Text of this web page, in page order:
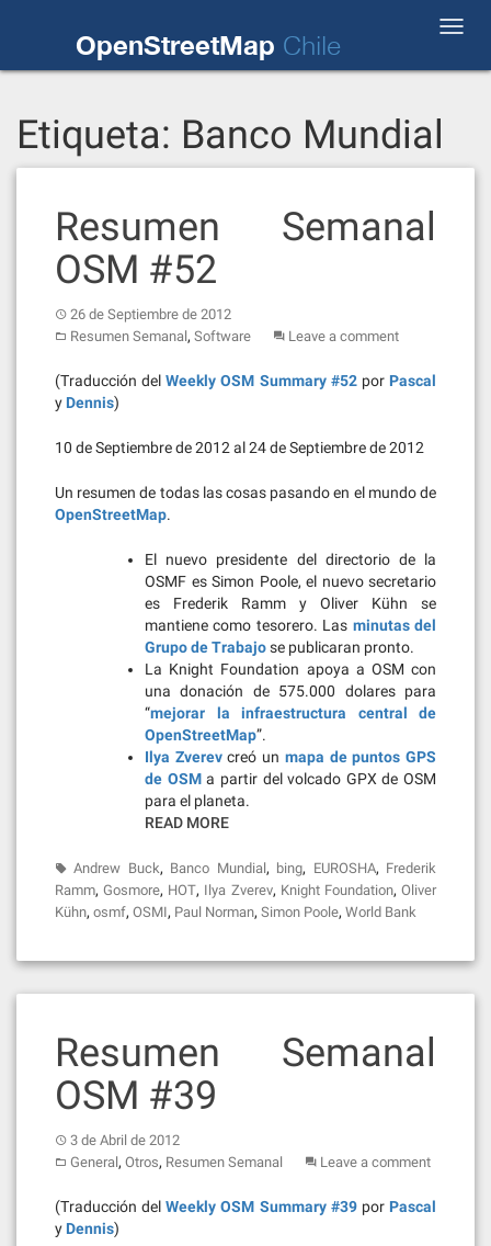
OpenStreetMap Chile
Etiqueta: Banco Mundial
Resumen Semanal
OSM #52
26 de Septiembre de 2012
Resumen Semanal, Software Leave a comment
(Traducción delWeekly OSM Summary #52por Pascal
y Dennis)
10 de Septiembre de 2012 al 24 de Septiembre de 2012
Un resumen de todas las cosas pasando en el mundo de
OpenStreetMap.
El nuevo presidente del directorio de la
OSMF es Simon Poole, el nuevo secretario
es Frederik Ramm y Oliver Kühn se
mantiene como tesorero. Las minutas del
Grupo de Trabajose publicaran pronto.
La Knight Foundation apoya a OSM con
una donación de 575.000 dolares para
“mejorar la infraestructura central de
OpenStreetMap”.
Ilya Zverevcreó un mapa de puntos GPS
de OSMa partir del volcado GPX de OSM
para el planeta.
READ MORE
Andrew Buck, Banco Mundial, bing, EUROSHA, Frederik
Ramm,Gosmore, HOT, Ilya Zverev, Knight Foundation,Oliver
Kühn, osmf, OSMI, Paul Norman, Simon Poole, World Bank
Resumen Semanal
OSM #39
3 de Abril de 2012
General, Otros, Resumen Semanal Leave a comment
(Traducción delWeekly OSM Summary #39por Pascal
y Dennis)